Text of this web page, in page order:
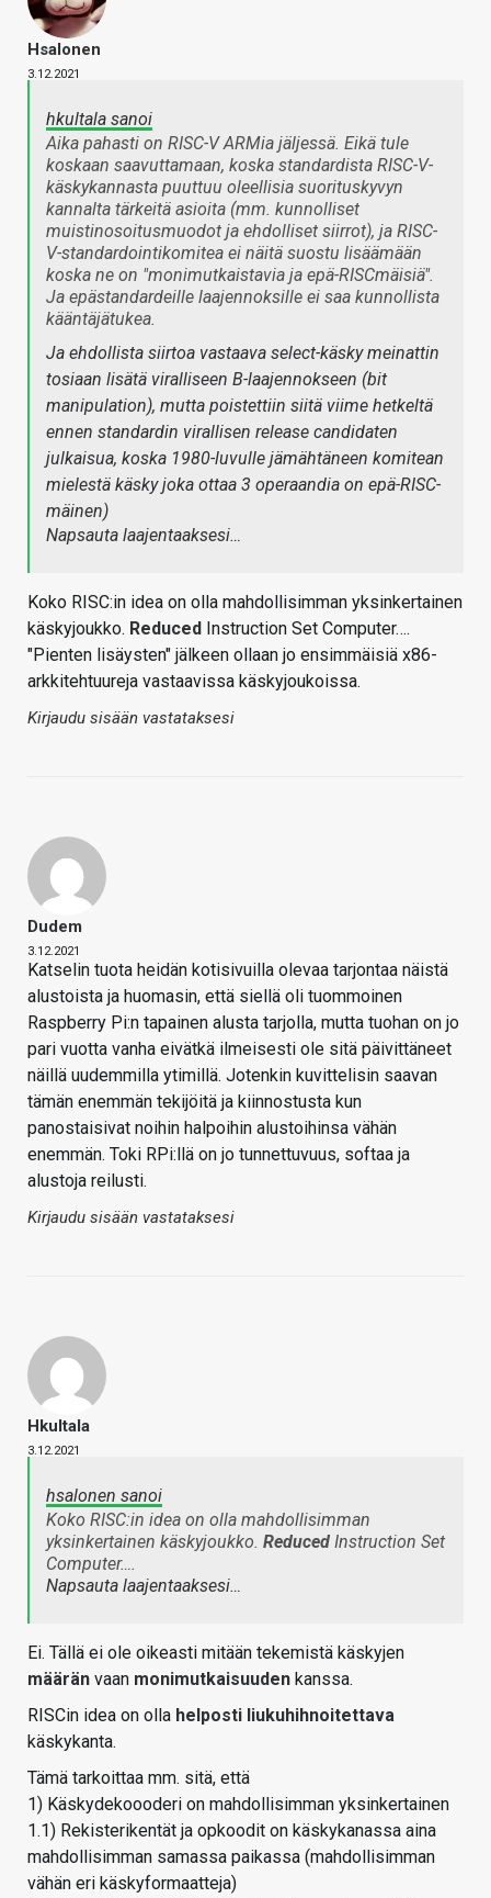
Hsalonen
3.12.2021
hkultala sanoi
Aika pahasti on RISC-V ARMia jäljessä. Eikä tule
koskaan saavuttamaan, koska standardista RISC-V-
käskykannasta puuttuu oleellisia suorituskyvyn
kannalta tärkeitä asioita (mm. kunnolliset
muistinosoitusmuodot ja ehdolliset siirrot), ja RISC-
V-standardointikomitea ei näitä suostu lisäämään
koska ne on "monimutkaistavia ja epä-RISCmäisiä".
Ja epästandardeille laajennoksille ei saa kunnollista
kääntäjätukea.
Ja ehdollista siirtoa vastaava select-käsky meinattin
tosiaan lisätä viralliseen B-laajennokseen (bit
manipulation), mutta poistettiin siitä viime hetkeltä
ennen standardin virallisen release candidaten
julkaisua, koska 1980-luvulle jämähtäneen komitean
mielestä käsky joka ottaa 3 operaandia on epä-RISC-
mäinen)
Napsauta laajentaaksesi…
Koko RISC:in idea on olla mahdollisimman yksinkertainen
käskyjoukko. Reduced Instruction Set Computer….
"Pienten lisäysten" jälkeen ollaan jo ensimmäisiä x86-
arkkitehtuureja vastaavissa käskyjoukoissa.
Kirjaudu sisään vastataksesi
Dudem
3.12.2021
Katselin tuota heidän kotisivuilla olevaa tarjontaa näistä
alustoista ja huomasin, että siellä oli tuommoinen
Raspberry Pi:n tapainen alusta tarjolla, mutta tuohan on jo
pari vuotta vanha eivätkä ilmeisesti ole sitä päivittäneet
näillä uudemmilla ytimillä. Jotenkin kuvittelisin saavan
tämän enemmän tekijöitä ja kiinnostusta kun
panostaisivat noihin halpoihin alustoihinsa vähän
enemmän. Toki RPi:llä on jo tunnettuvuus, softaa ja
alustoja reilusti.
Kirjaudu sisään vastataksesi
Hkultala
3.12.2021
hsalonen sanoi
Koko RISC:in idea on olla mahdollisimman
yksinkertainen käskyjoukko. Reduced Instruction Set
Computer….
Napsauta laajentaaksesi…
Ei. Tällä ei ole oikeasti mitään tekemistä käskyjen
määrän vaan monimutkaisuuden kanssa.
RISCin idea on olla helposti liukuhihnoitettava
käskykanta.
Tämä tarkoittaa mm. sitä, että
1) Käskydekoooderi on mahdollisimman yksinkertainen
1.1) Rekisterikentät ja opkoodit on käskykanassa aina
mahdollisimman samassa paikassa (mahdollisimman
vähän eri käskyformaatteja)